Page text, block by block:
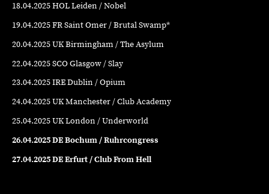
18.04.2025 HOL Leiden / Nobel
19.04.2025 FR Saint Omer / Brutal Swamp*
20.04.2025 UK Birmingham / The Asylum
22.04.2025 SCO Glasgow / Slay
23.04.2025 IRE Dublin / Opium
24.04.2025 UK Manchester / Club Academy
25.04.2025 UK London / Underworld
26.04.2025 DE Bochum / Ruhrcongress
27.04.2025 DE Erfurt / Club From Hell